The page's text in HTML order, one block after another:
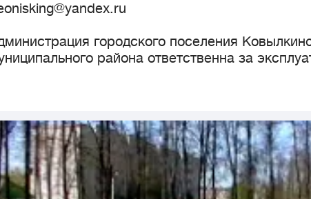
городского поселения
района ответственна за